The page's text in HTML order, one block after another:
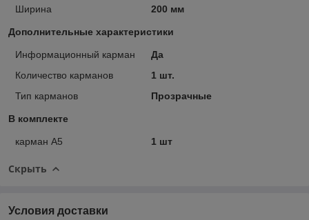
Ширина
200 мм
Дополнительные характеристики
Информационный карман
Да
Количество карманов
1 шт.
Тип карманов
Прозрачные
В комплекте
карман А5 1 шт
Скрыть
Условия доставки